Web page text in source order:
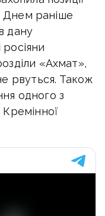
Днем раніше
дану
«Ахмат»,
рвуться. Також
одного з
Кремінної